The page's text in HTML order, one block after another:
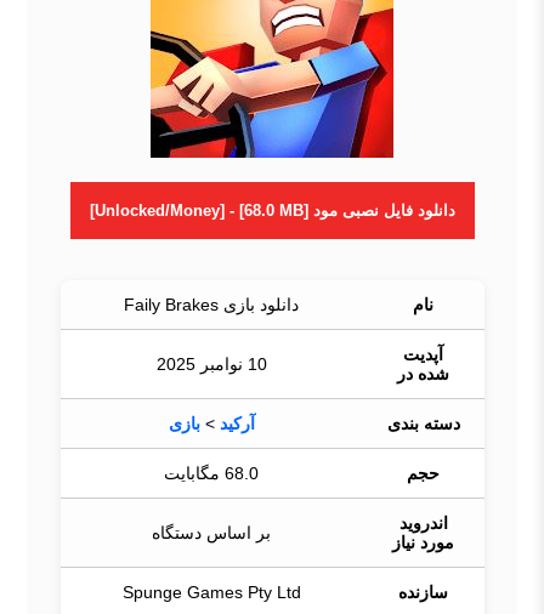
دانلود فایل نصبی مود [Unlocked/Money] - [68.0 MB]
نام دانلود بازی Faily Brakes
آپدیت
شده در
10 نوامبر 2025
دسته بندی آرکید >بازی
حجم 68.0 مگابایت
اندروید
مورد نیاز
بر اساس دستگاه
سازنده Spunge Games Pty Ltd